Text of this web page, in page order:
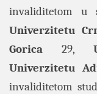
invaliditetom u
Univerzitetu
Gorica 29,
Univerzitetu
invaliditetom